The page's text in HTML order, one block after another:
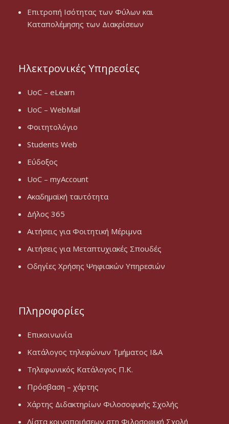
Επιτροπή Ισότητας των Φύλων και
Καταπολέμησης των Διακρίσεων
Ηλεκτρονικές Υπηρεσίες
UoC – eLearn
UoC – WebMail
Φοιτητολόγιο
Students Web
Εύδοξος
UoC – myAccount
Ακαδημαϊκή ταυτότητα
Δήλος 365
Αιτήσεις για Φοιτητική Μέριμνα
Αιτήσεις για Μεταπτυχιακές Σπουδές
Οδηγίες Χρήσης Ψηφιακών Υπηρεσιών
Πληροφορίες
Επικοινωνία
Κατάλογος τηλεφώνων Τμήματος Ι&Α
Τηλεφωνικός Κατάλογος Π.Κ.
Πρόσβαση – χάρτης
Χάρτης Διδακτηρίων Φιλοσοφικής Σχολής
Λίστα κοινοποιήσεων στη Φιλοσοφική Σχολή